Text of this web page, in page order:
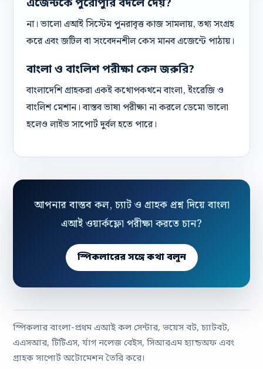
এজেন্টকে পুরোপুরি বদলে দেয়?
না। ভালো এআই সিস্টেম পুনরাবৃত্ত কাজ সামলায়, তথ্য সংগ্রহ
করে এবং জটিল বা সংবেদনশীল কেস মানব এজেন্টে পাঠায়।
বাংলা ও বাংলিশ পরীক্ষা কেন জরুরি?
বাংলাদেশি গ্রাহকরা একই কথোপকথনে বাংলা, ইংরেজি ও
বাংলিশ মেশান। বাস্তব ভাষা পরীক্ষা না করলে ডেমো ভালো
হলেও লাইভ সাপোর্ট দুর্বল হতে পারে।
আপনার বাস্তব কল, চ্যাট ও গ্রাহক প্রশ্ন দিয়ে বাংলা
এআই ওয়ার্কফ্লো পরীক্ষা করতে চান?
স্পিকলারের সঙ্গে কথা বলুন
স্পিকলার বাংলা-প্রথম এআই কল সেন্টার, ভয়েস বট, চ্যাটবট,
এএসআর, টিটিএস, র্যাগ নলেজ বেইস, সিআরএম হ্যান্ডঅফ এবং
গ্রাহক সাপোর্ট অটোমেশন তৈরি করে।